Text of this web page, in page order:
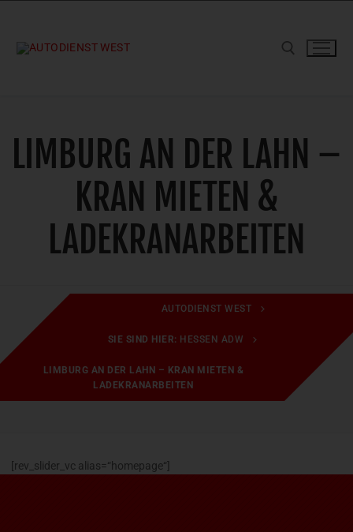
springen
LIMBURG AN DER LAHN –
KRAN MIETEN &
LADEKRANARBEITEN
AUTODIENST WEST
SIE SIND HIER: HESSEN ADW
LIMBURG AN DER LAHN – KRAN MIETEN &
LADEKRANARBEITEN
[rev_slider_vc alias=“homepage“]